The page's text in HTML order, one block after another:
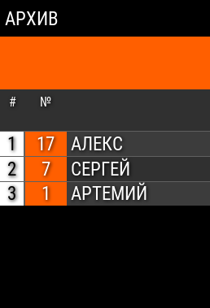
АРХИВ
# №
1 17 АЛЕКС
2
7 СЕРГЕЙ
3
1 АРТЕМИЙ